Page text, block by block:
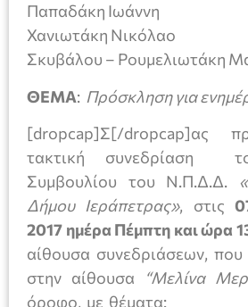
Παπαδάκη Ιωάννη
Χανιωτάκη Νικόλαο
Σκυβάλου – Ρουμελιωτάκη
ΘΕΜΑ: Πρόσκληση για
[dropcap]Σ[/dropcap]ας
τακτική συνεδρίαση
Συμβουλίου του Ν.Π.Δ.Δ.
Δήμου Ιεράπετρας», στις
2017 ημέρα Πέμπτη και ώρα
αίθουσα συνεδριάσεων, που
στην αίθουσα
“Μελίνα
όροφο, με θέματα: